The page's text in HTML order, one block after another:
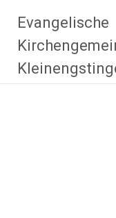
Evangelische